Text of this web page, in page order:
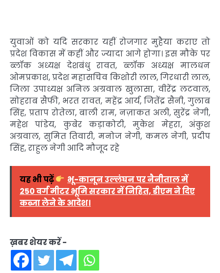
युवाओं को यदि सरकार यहीं रोजगार मुहैया कराए तो
प्रदेश विकास में कहीं और ज्यादा आगे होगा। इस मौके पर
ब्लॉक अध्यक्ष देशबंधु रावत, ब्लॉक अध्यक्ष मालधन
ओमप्रकाश, प्रदेश महासचिव किशोरी लाल, गिरधारी लाल,
जिला उपाध्यक्ष अनिल अग्रवाल खुलासा, वीरेंद्र लटवाल,
सोहराब सैफी, भरत रावत, महेंद्र आर्य, जितेंद्र सैनी, गुलाब
सिंह, प्रताप रोतेला, बाली राम, नज़ाकत अली, सुरेंद्र नेगी,
महेश पांडेय, कुबेर कड़ाकोटी, मुकेश मेहरा, अंकुश
अग्रवाल, सुमित तिवारी, मनोज नेगी, कमल नेगी, प्रदीप
सिंह, राहुल नेगी आदि मौजूद रहे
यह भी पढ़ें
भू-कानून उल्लंघन पर नैनीताल में
250 वर्ग मीटर भूमि सरकार में निहित, डीएम ने दिए
कब्जा लेने के आदेश।
ख़बर शेयर करें -